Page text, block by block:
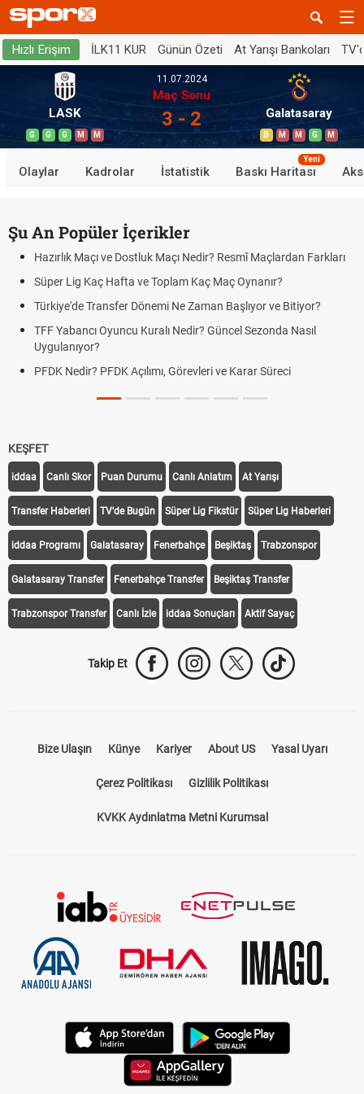
Hızlı Erişim İLK11 KUR Günün Özeti At Yarışı Bankoları
LASK
G G G M M
11.07.2024
Maç Sonu
3 - 2 Galatasaray
B M M G M
Olaylar Kadrolar İstatistik Baskı Haritası
Yeni
Şu An Popüler İçerikler
Hazırlık Maçı ve Dostluk Maçı Nedir? Resmî Maçlardan Farkları
Süper Lig Kaç Hafta ve Toplam Kaç Maç Oynanır?
Türkiye'de Transfer Dönemi Ne Zaman Başlıyor ve Bitiyor?
TFF Yabancı Oyuncu Kuralı Nedir? Güncel Sezonda Nasıl
Uygulanıyor?
PFDK Nedir? PFDK Açılımı, Görevleri ve Karar Süreci
KEŞFET
iddaa Canlı Skor Puan Durumu Canlı Anlatım At Yarışı
Transfer Haberleri TV'de Bugün Süper Lig Fikstür Süper Lig Haberleri
iddaa Programı Galatasaray Fenerbahçe Beşiktaş Trabzonspor
Galatasaray Transfer Fenerbahçe Transfer Beşiktaş Transfer
Trabzonspor Transfer Canlı İzle iddaa Sonuçları Aktif Sayaç
Takip Et
Bize Ulaşın Künye Kariyer About US Yasal Uyarı
Çerez Politikası Gizlilik Politikası
KVKK Aydınlatma Metni Kurumsal